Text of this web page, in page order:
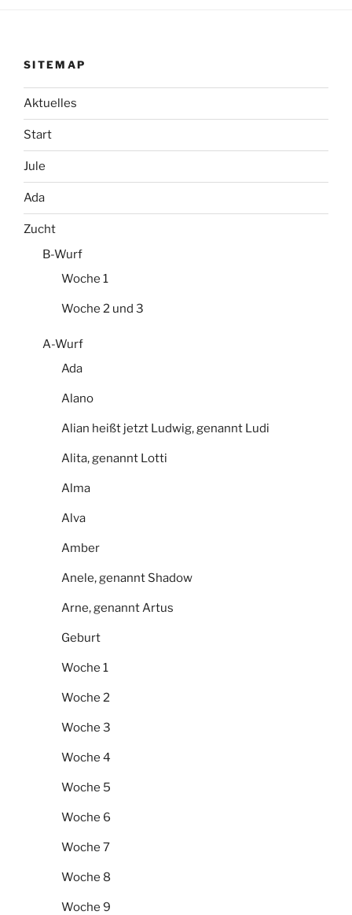
SITEMAP
Aktuelles
Start
Jule
Ada
Zucht
B-Wurf
Woche 1
Woche 2 und 3
A-Wurf
Ada
Alano
Alian heißt jetzt Ludwig, genannt Ludi
Alita, genannt Lotti
Alma
Alva
Amber
Anele, genannt Shadow
Arne, genannt Artus
Geburt
Woche 1
Woche 2
Woche 3
Woche 4
Woche 5
Woche 6
Woche 7
Woche 8
Woche 9